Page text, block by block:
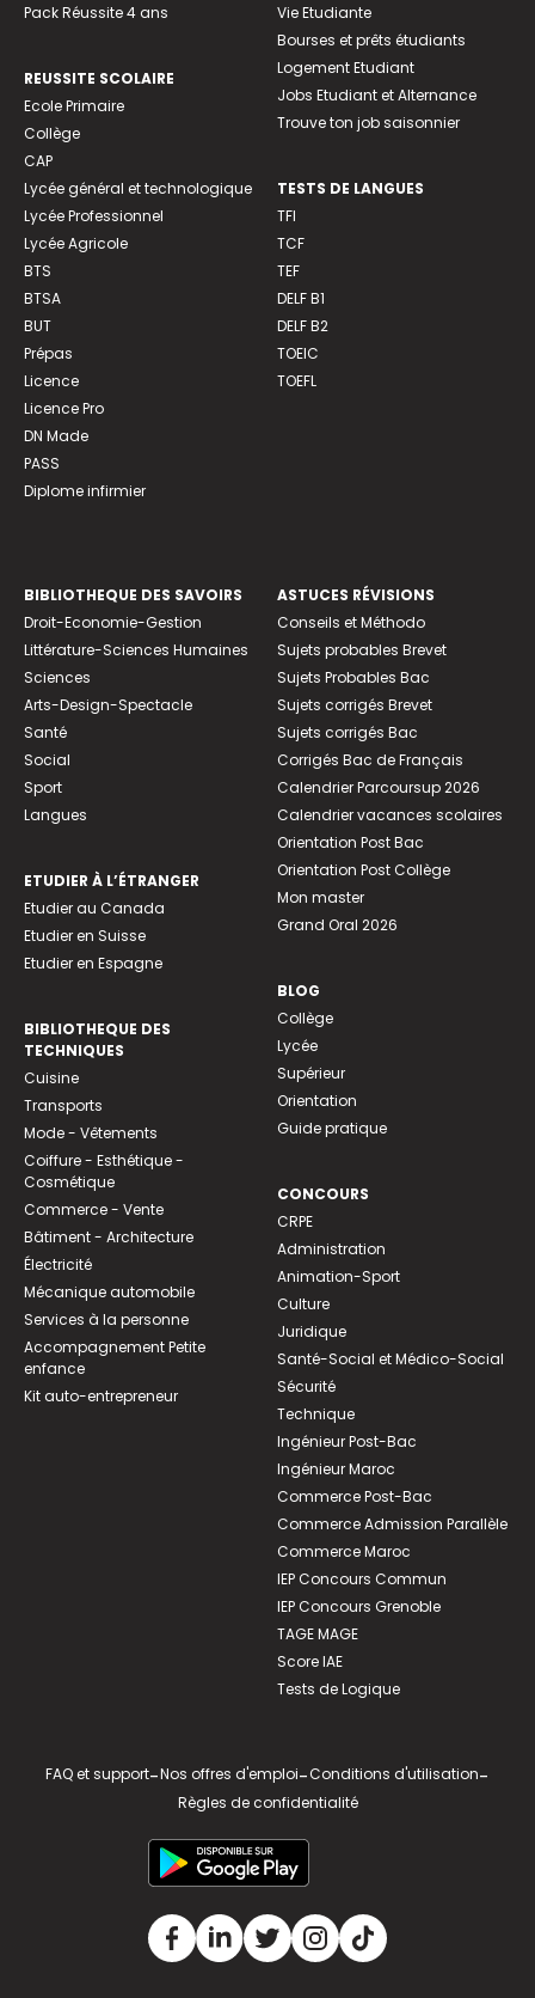
Pack Réussite 4 ans
REUSSITE SCOLAIRE
Ecole Primaire
Collège
CAP
Lycée général et technologique
Lycée Professionnel
Lycée Agricole
BTS
BTSA
BUT
Prépas
Licence
Licence Pro
DN Made
PASS
Diplome infirmier
Vie Etudiante
Bourses et prêts étudiants
Logement Etudiant
Jobs Etudiant et Alternance
Trouve ton job saisonnier
TESTS DE LANGUES
TFI
TCF
TEF
DELF B1
DELF B2
TOEIC
TOEFL
BIBLIOTHEQUE DES SAVOIRS
Droit-Economie-Gestion
Littérature-Sciences Humaines
Sciences
Arts-Design-Spectacle
Santé
Social
Sport
Langues
ETUDIER À L’ÉTRANGER
Etudier au Canada
Etudier en Suisse
Etudier en Espagne
BIBLIOTHEQUE DES
TECHNIQUES
Cuisine
Transports
Mode - Vêtements
Coiffure - Esthétique -
Cosmétique
Commerce - Vente
Bâtiment - Architecture
Électricité
Mécanique automobile
Services à la personne
Accompagnement Petite
enfance
Kit auto-entrepreneur
ASTUCES RÉVISIONS
Conseils et Méthodo
Sujets probables Brevet
Sujets Probables Bac
Sujets corrigés Brevet
Sujets corrigés Bac
Corrigés Bac de Français
Calendrier Parcoursup 2026
Calendrier vacances scolaires
Orientation Post Bac
Orientation Post Collège
Mon master
Grand Oral 2026
BLOG
Collège
Lycée
Supérieur
Orientation
Guide pratique
CONCOURS
CRPE
Administration
Animation-Sport
Culture
Juridique
Santé-Social et Médico-Social
Sécurité
Technique
Ingénieur Post-Bac
Ingénieur Maroc
Commerce Post-Bac
Commerce Admission Parallèle
Commerce Maroc
IEP Concours Commun
IEP Concours Grenoble
TAGE MAGE
Score IAE
Tests de Logique
FAQ et support-Nos offres d'emploi-Conditions d'utilisation-
Règles de confidentialité